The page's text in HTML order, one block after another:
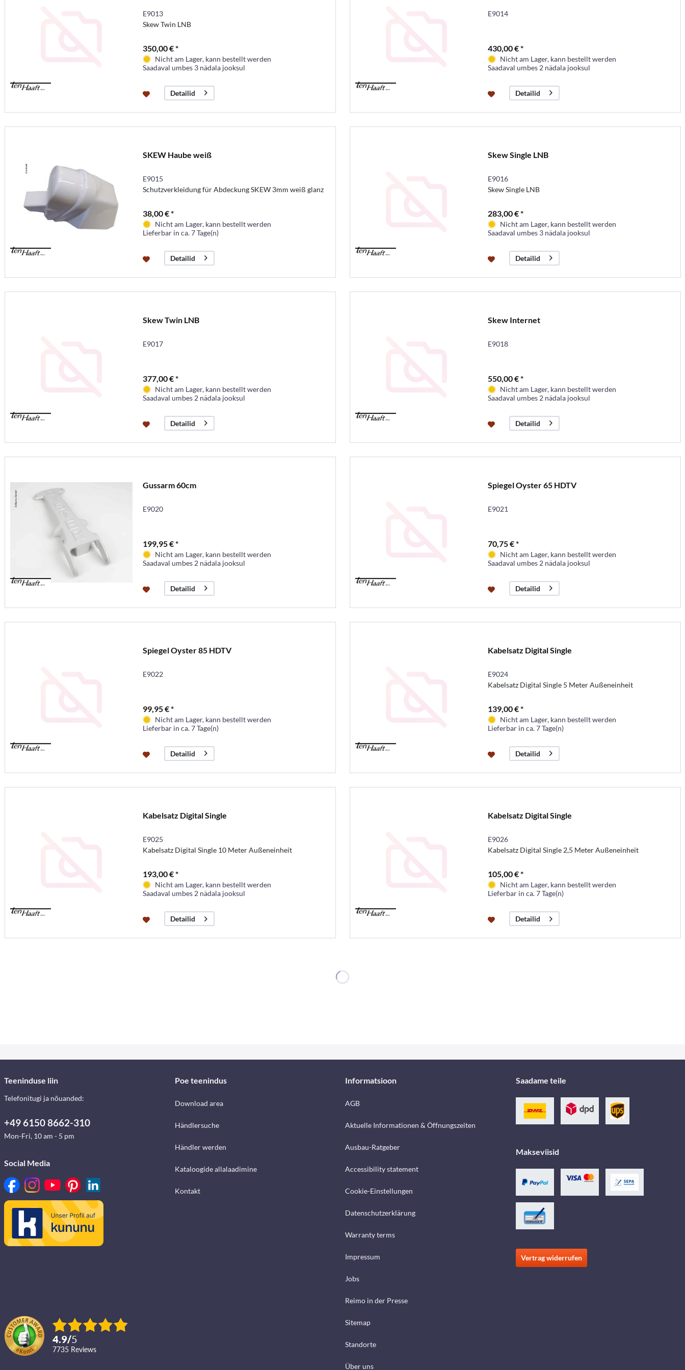
E9013
Skew Twin LNB
350,00 € *
Nicht am Lager, kann bestellt werden
Saadaval umbes 3 nädala jooksul
Detailid
E9014
430,00 € *
Nicht am Lager, kann bestellt werden
Saadaval umbes 2 nädala jooksul
Detailid
SKEW Haube weiß
E9015
Schutzverkleidung für Abdeckung SKEW 3mm weiß glanz
38,00 € *
Nicht am Lager, kann bestellt werden
Lieferbar in ca. 7 Tage(n)
Detailid
Skew Single LNB
E9016
Skew Single LNB
283,00 € *
Nicht am Lager, kann bestellt werden
Saadaval umbes 3 nädala jooksul
Detailid
Skew Twin LNB
E9017
377,00 € *
Nicht am Lager, kann bestellt werden
Saadaval umbes 2 nädala jooksul
Detailid
Skew Internet
E9018
550,00 € *
Nicht am Lager, kann bestellt werden
Saadaval umbes 2 nädala jooksul
Detailid
Gussarm 60cm
E9020
199,95 € *
Nicht am Lager, kann bestellt werden
Saadaval umbes 2 nädala jooksul
Detailid
Spiegel Oyster 65 HDTV
E9021
70,75 € *
Nicht am Lager, kann bestellt werden
Saadaval umbes 2 nädala jooksul
Detailid
Spiegel Oyster 85 HDTV
E9022
99,95 € *
Nicht am Lager, kann bestellt werden
Lieferbar in ca. 7 Tage(n)
Detailid
Kabelsatz Digital Single
E9024
Kabelsatz Digital Single 5 Meter Außeneinheit
139,00 € *
Nicht am Lager, kann bestellt werden
Lieferbar in ca. 7 Tage(n)
Detailid
Kabelsatz Digital Single
E9025
Kabelsatz Digital Single 10 Meter Außeneinheit
193,00 € *
Nicht am Lager, kann bestellt werden
Saadaval umbes 2 nädala jooksul
Detailid
Kabelsatz Digital Single
E9026
Kabelsatz Digital Single 2,5 Meter Außeneinheit
105,00 € *
Nicht am Lager, kann bestellt werden
Lieferbar in ca. 7 Tage(n)
Detailid
Teeninduse liin
Telefonitugi ja nõuanded:
+49 6150 8662-310
Mon-Fri, 10 am - 5 pm
Social Media
4.9/5
7735 reviews
Poe teenindus
Download area
Händlersuche
Händler werden
Kataloogide allalaadimine
Kontakt
Informatsioon
AGB
Aktuelle Informationen & Öffnungszeiten
Ausbau-Ratgeber
Accessibility statement
Cookie-Einstellungen
Datenschutzerklärung
Warranty terms
Impressum
Jobs
Reimo in der Presse
Sitemap
Standorte
Über uns
Saadame teile
Makseviisid
Vertrag widerrufen